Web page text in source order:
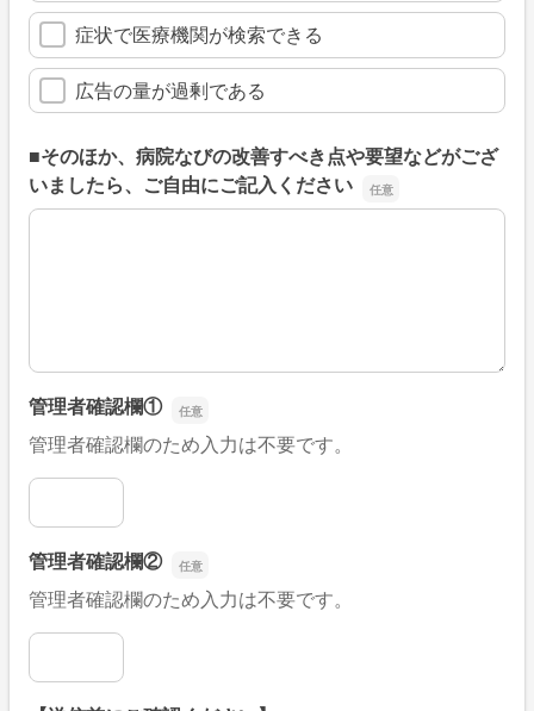
症状で医療機関が検索できる
広告の量が過剰である
■そのほか、病院なびの改善すべき点や要望などがござ
いましたら、ご自由にご記入ください
■そのほか、病院なびの改善すべき点や要望などがござい
管理者確認欄①
管理者確認欄のため入力は不要です。
管理者確認欄①
管理者確認欄②
管理者確認欄のため入力は不要です。
管理者確認欄②